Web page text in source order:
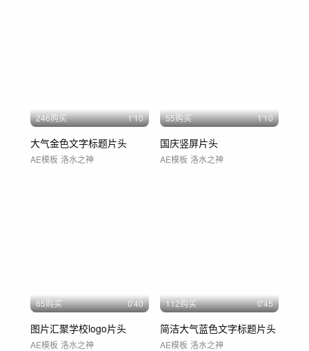
246购买 1'10
大气金色文字标题片头
AE模板 洛水之神
55购买 1'10
国庆竖屏片头
AE模板 洛水之神
65购买 0'40
图片汇聚学校logo片头
AE模板 洛水之神
112购买 0'45
简洁大气蓝色文字标题片头
AE模板 洛水之神